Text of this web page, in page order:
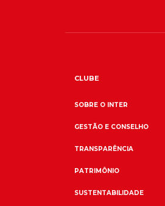
CLUBE
SOBRE O INTER
GESTÃO E CONSELHO
TRANSPARÊNCIA
PATRIMÔNIO
SUSTENTABILIDADE